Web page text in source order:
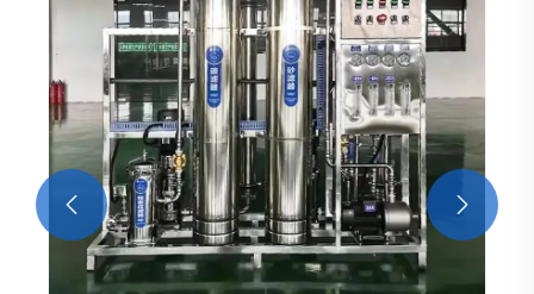
Peržiūrėti daugiau >>
 